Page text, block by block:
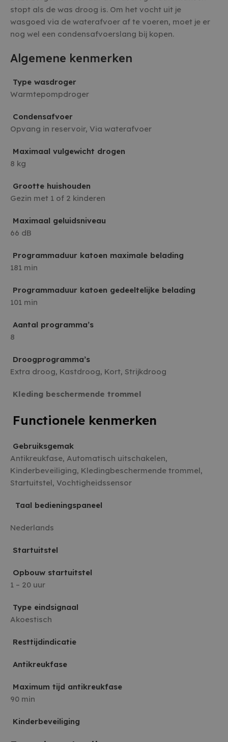
stopt als de was droog is. Om het vocht uit je
wasgoed via de waterafvoer af te voeren, moet je er
nog wel een condensafvoerslang bij kopen.
Algemene kenmerken
Type wasdroger
Warmtepompdroger
Condensafvoer
Opvang in reservoir, Via waterafvoer
Maximaal vulgewicht drogen
8 kg
Grootte huishouden
Gezin met 1 of 2 kinderen
Maximaal geluidsniveau
66 dB
Programmaduur katoen maximale belading
181 min
Programmaduur katoen gedeeltelijke belading
101 min
Aantal programma’s
8
Droogprogramma’s
Extra droog, Kastdroog, Kort, Strijkdroog
Kleding beschermende trommel
Functionele kenmerken
Gebruiksgemak
Antikreukfase, Automatisch uitschakelen,
Kinderbeveiliging, Kledingbeschermende trommel,
Startuitstel, Vochtigheidssensor
Taal bedieningspaneel
Nederlands
Startuitstel
Opbouw startuitstel
1 – 20 uur
Type eindsignaal
Akoestisch
Resttijdindicatie
Antikreukfase
Maximum tijd antikreukfase
90 min
Kinderbeveiliging